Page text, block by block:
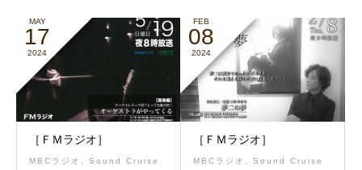
MAY
17
2024
［ＦＭラジオ］
MBCラジオ
Sound Cruise
FEB
08
2024
［ＦＭラジオ］
MBCラジオ
Sound Cruise